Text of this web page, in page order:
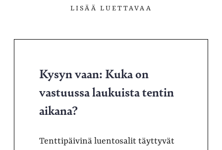
LISÄÄ LUETTAVAA
Kysyn vaan: Kuka on
vastuussa laukuista tentin
aikana?
Tenttipäivinä luentosalit täyttyvät